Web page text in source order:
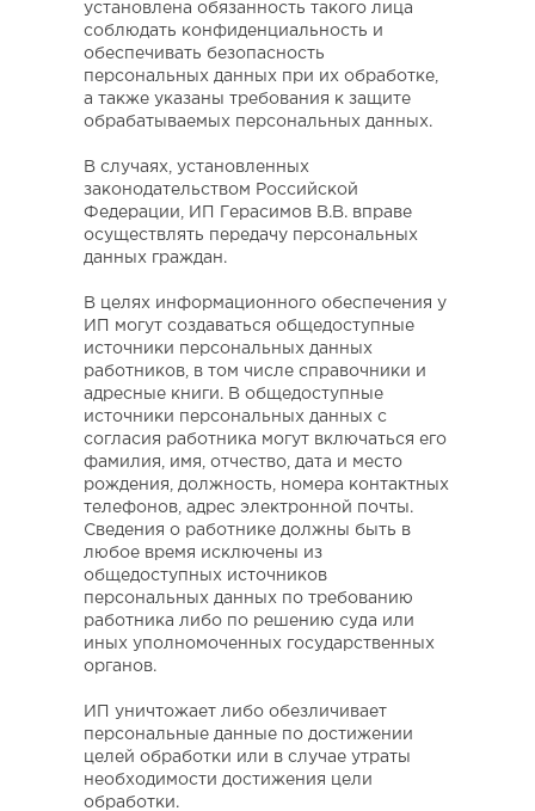
установлена обязанность такого лица
соблюдать конфиденциальность и
обеспечивать безопасность
персональных данных при их обработке,
а также указаны требования к защите
обрабатываемых персональных данных.
В случаях, установленных
законодательством Российской
Федерации, ИП Герасимов В.В. вправе
осуществлять передачу персональных
данных граждан.
В целях информационного обеспечения у
ИП могут создаваться общедоступные
источники персональных данных
работников, в том числе справочники и
адресные книги. В общедоступные
источники персональных данных с
согласия работника могут включаться его
фамилия, имя, отчество, дата и место
рождения, должность, номера контактных
телефонов, адрес электронной почты.
Сведения о работнике должны быть в
любое время исключены из
общедоступных источников
персональных данных по требованию
работника либо по решению суда или
иных уполномоченных государственных
органов.
ИП уничтожает либо обезличивает
персональные данные по достижении
целей обработки или в случае утраты
необходимости достижения цели
обработки.